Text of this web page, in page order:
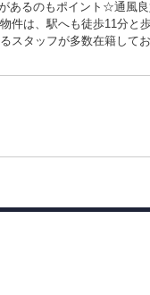
あるのもポイント☆通風
件は、駅へも徒歩11分と
スタッフが多数在籍して